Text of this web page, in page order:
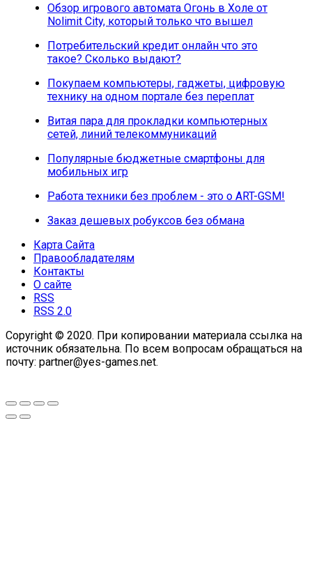
Обзор игрового автомата Огонь в Холе от
Nolimit City, который только что вышел
Потребительский кредит онлайн что это
такое? Сколько выдают?
Покупаем компьютеры, гаджеты, цифровую
технику на одном портале без переплат
Витая пара для прокладки компьютерных
сетей, линий телекоммуникаций
Популярные бюджетные смартфоны для
мобильных игр
Работа техники без проблем - это о ART-GSM!
Заказ дешевых робуксов без обмана
Карта Сайта
Правообладателям
Контакты
О сайте
RSS
RSS 2.0
Copyright © 2020. При копировании материала ссылка на
источник обязательна. По всем вопросам обращаться на
почту: partner@yes-games.net.